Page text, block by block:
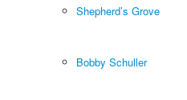
Shepherd’s Grove
Bobby Schuller